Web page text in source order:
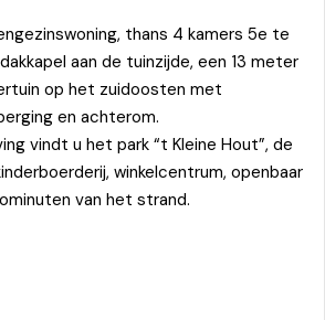
thans 4 kamers 5e te
aan de tuinzijde, een 13 meter
op het zuidoosten met
en achterom.
vindt u het park “t Kleine Hout”, de
winkelcentrum, openbaar
van het strand.